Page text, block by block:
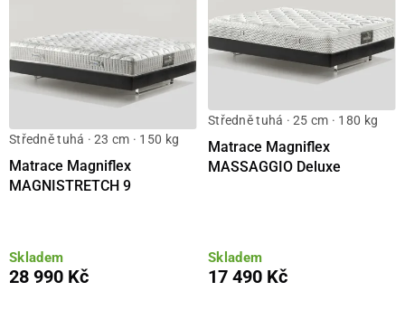
Středně tuhá · 23 cm · 150 kg
Matrace Magniflex
MAGNISTRETCH 9
Skladem
28 990 Kč
Středně tuhá · 25 cm · 180 kg
Matrace Magniflex
MASSAGGIO Deluxe
Skladem
17 490 Kč